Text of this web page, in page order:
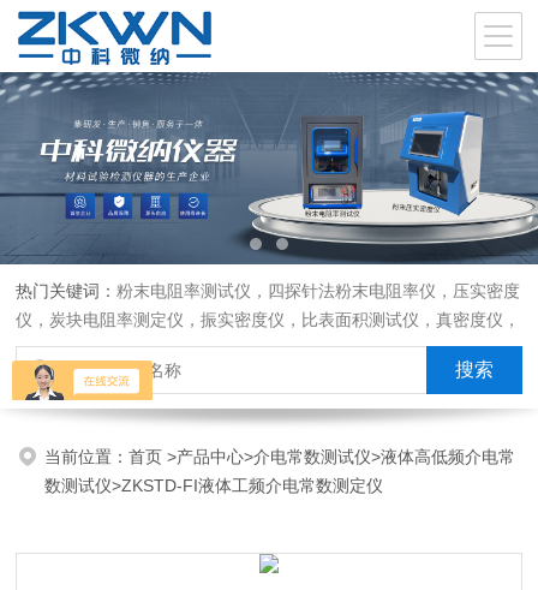
热门关键词：粉末电阻率测试仪，四探针法粉末电阻率仪，压实密度
仪，炭块电阻率测定仪，振实密度仪，比表面积测试仪，真密度仪，
炭块热膨胀仪，炭块透气率仪，炭块二氧化碳反应测定仪
当前位置：首页>产品中心>介电常数测试仪>液体高低频介电常
数测试仪>ZKSTD-FI液体工频介电常数测定仪